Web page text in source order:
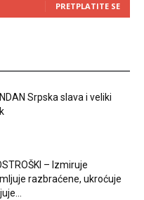
PRETPLATITE SE
Srpska slava i veliki
– Izmiruje
razbraćene, ukroćuje